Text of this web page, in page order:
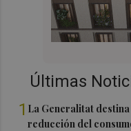
Últimas
1 La Generalitat
reducción del